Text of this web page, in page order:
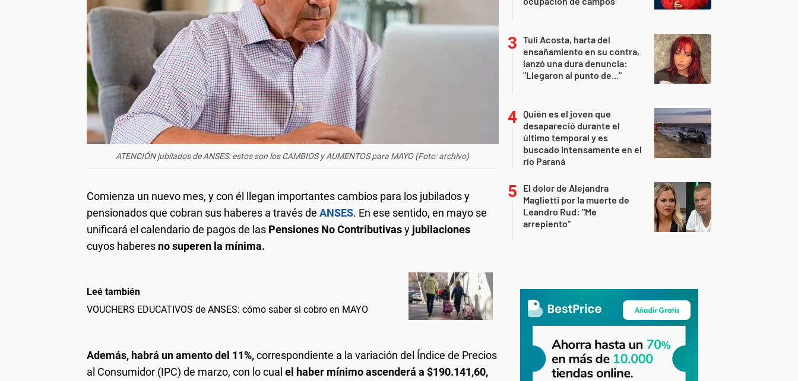
ATENCIÓN jubilados de ANSES: estos son los CAMBIOS y AUMENTOS para MAYO (Foto: archivo)
Comienza un nuevo mes, y con él llegan importantes cambios para los jubilados y
pensionados que cobran sus haberes a través de ANSES. En ese sentido, en mayo se
unificará el calendario de pagos de las Pensiones No Contributivasy jubilaciones
cuyos haberes no superen la mínima.
Leé también
VOUCHERS EDUCATIVOS de ANSES: cómo saber si cobro en MAYO
Además, habrá un amento del 11%,correspondiente a la variación del Índice de Precios
al Consumidor (IPC) de marzo, con lo cual el haber mínimo ascenderá a $190.141,60,
Tuli Acosta, harta del
ensañamiento en su contra,
lanzó una dura denuncia:
"Llegaron al punto de..."
Quién es el joven que
desapareció durante el
último temporal y es
buscado intensamente en el
río Paraná
El dolor de Alejandra
Maglietti por la muerte de
Leandro Rud: "Me
arrepiento"